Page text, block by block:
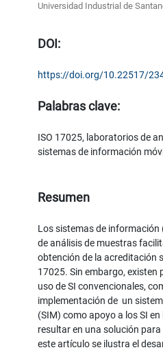
Universidad Industrial de
DOI:
https://doi.org/10.22517/
Palabras clave:
ISO 17025, laboratorios de
sistemas de información
Resumen
Los sistemas de
de análisis de muestras
obtención de la acreditación
17025. Sin embargo, existen
uso de SI convencionales,
implementación de un
(SIM) como apoyo a los SI
resultar en una solución
este artículo se ilustra el